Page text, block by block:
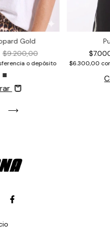
Gold
$9.200,00
o depósito $6.300,00